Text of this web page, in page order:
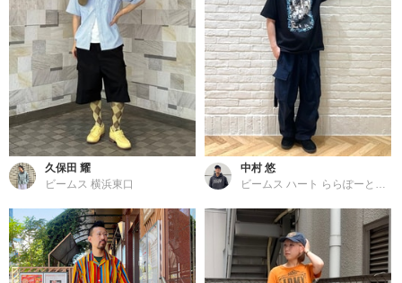
久保田 耀
ビームス 横浜東口
中村 悠
ビームス ハート ららぽーと横浜